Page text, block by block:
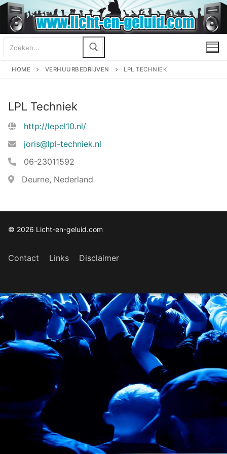
Ga
naar
de
inhoud
Zoeken
HOME VERHUURBEDRIJVEN LPL TECHNIEK
LPL Techniek
http://lepel10.nl/
joris@lpl-techniek.nl
06-23011592
Deurne, Nederland
© 2026 Licht-en-geluid.com
Contact Links Disclaimer